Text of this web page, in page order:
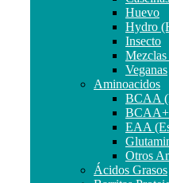
Huevo
Hydro
Insecto
Veganas
Aminoacidos
BCAA
EAA
Otros
Ácidos Grasos